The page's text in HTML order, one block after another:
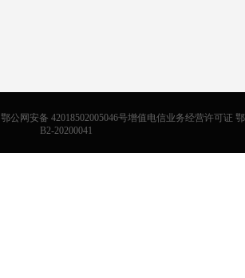
鄂公网安备 42018502005046号增值电信业务经营许可证 鄂
B2-20200041